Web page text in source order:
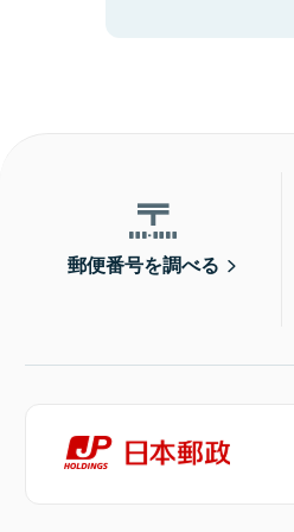
郵便番号を調べる